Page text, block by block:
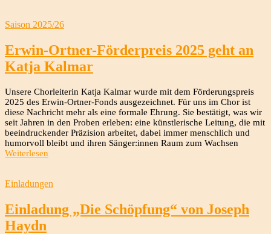
Saison 2025/26
Erwin-Ortner-Förderpreis 2025 geht an
Katja Kalmar
Unsere Chorleiterin Katja Kalmar wurde mit dem Förderungspreis
2025 des Erwin-Ortner-Fonds ausgezeichnet. Für uns im Chor ist
diese Nachricht mehr als eine formale Ehrung. Sie bestätigt, was wir
seit Jahren in den Proben erleben: eine künstlerische Leitung, die mit
beeindruckender Präzision arbeitet, dabei immer menschlich und
humorvoll bleibt und ihren Sänger:innen Raum zum Wachsen
Weiterlesen
Einladungen
Einladung „Die Schöpfung“ von Joseph
Haydn